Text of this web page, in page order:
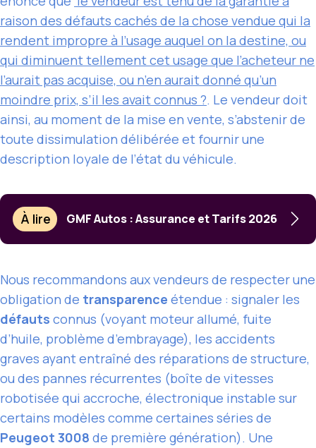
raison des défauts cachés de la chose vendue qui la
rendent impropre à l’usage auquel on la destine, ou
qui diminuent tellement cet usage que l’acheteur ne
l’aurait pas acquise, ou n’en aurait donné qu’un
moindre prix, s’il les avait connus ?. Le vendeur doit
ainsi, au moment de la mise en vente, s’abstenir de
toute dissimulation délibérée et fournir une
description loyale de l’état du véhicule.
À lire GMF Autos : Assurance et Tarifs 2026
Nous recommandons aux vendeurs de respecter une
obligation de transparence étendue : signaler les
défauts connus (voyant moteur allumé, fuite
d’huile, problème d’embrayage), les accidents
graves ayant entraîné des réparations de structure,
ou des pannes récurrentes (boîte de vitesses
robotisée qui accroche, électronique instable sur
certains modèles comme certaines séries de
Peugeot 3008 de première génération). Une